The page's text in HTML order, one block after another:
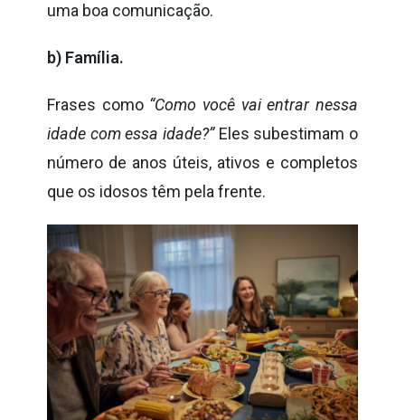
uma boa comunicação.
b) Família.
Frases como “Como você vai entrar nessa
idade com essa idade?”Eles subestimam o
número de anos úteis, ativos e completos
que os idosos têm pela frente.